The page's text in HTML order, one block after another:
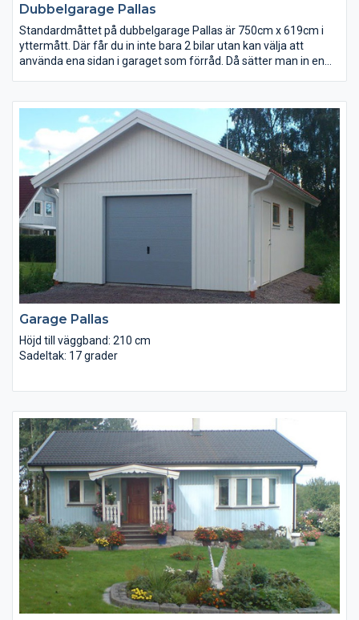
Dubbelgarage Pallas
Standardmåttet på dubbelgarage Pallas är 750cm x 619cm i
yttermått. Där får du in inte bara 2 bilar utan kan välja att
använda ena sidan i garaget som förråd. Då sätter man in en
däckförvaring.
Detta dubbelgarage säljs i byggsats för egen montering och går
att ställa på såväl plintar som på en gjuten platta. Anledningen
till att det inte ingår portar i priset är att det finns många olika
sorters portar att välja på till våra garage. Den billigaste och
enklaste sorten till dessa garage är en slagport. Porthålet är för
övrigt anpassat efter standardmått.
Garage Pallas
Höjd till väggband: 210 cm
Sadeltak: 17 grader
Takstolar: Fribärande
Tak: Råspont 22×95 lösvirke samt underlagspapp